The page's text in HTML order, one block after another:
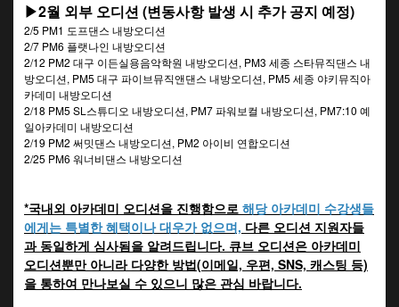
▶2월 외부 오디션 (변동사항 발생 시 추가 공지 예정)
2/5 PM1 도프댄스 내방오디션
2/7 PM6 플랫나인 내방오디션
2/12 PM2 대구 이든실용음악학원 내방오디션, PM3 세종 스타뮤직댄스 내
방오디션, PM5 대구 파이브뮤직앤댄스 내방오디션, PM5 세종 야키뮤직아
카데미 내방오디션
2/18 PM5 SL스튜디오 내방오디션, PM7 파워보컬 내방오디션, PM7:10 예
일아카데미 내방오디션
2/19 PM2 써밋댄스 내방오디션, PM2 아이비 연합오디션
2/25 PM6 워너비댄스 내방오디션
*국내외 아카데미 오디션을 진행함으로 해당 아카데미 수강생들
에게는 특별한 혜택이나 대우가 없으며, 다른 오디션 지원자들
과 동일하게 심사됨을 알려드립니다. 큐브 오디션은 아카데미
오디션뿐만 아니라 다양한 방법(이메일, 우편, SNS, 캐스팅 등)
을 통하여 만나보실 수 있으니 많은 관심 바랍니다.